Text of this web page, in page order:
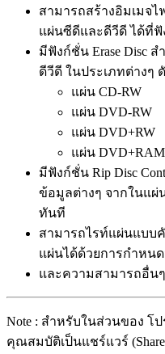
สามารถสร้างอิมเมจ
แผ่นซีดีและดีวีดี ได้ที่ฟัง
มีฟังก์ชั่น Erase Disc
ดีวีดี ในประเภทต่างๆ
แผ่น CD-RW
แผ่น DVD-RW
แผ่น DVD+RW
แผ่น DVD+RAM
มีฟังก์ชั่น Rip Disc
ข้อมูลต่างๆ จากในแผ่
ทันที
สามารถไรท์แผ่นแบบ
แผ่นได้ด้วยการกำหน
และความสามารถอื่น
Note : สำหรับในส่วนของ โ
คุณสมบัติเป็นแชร์แวร์